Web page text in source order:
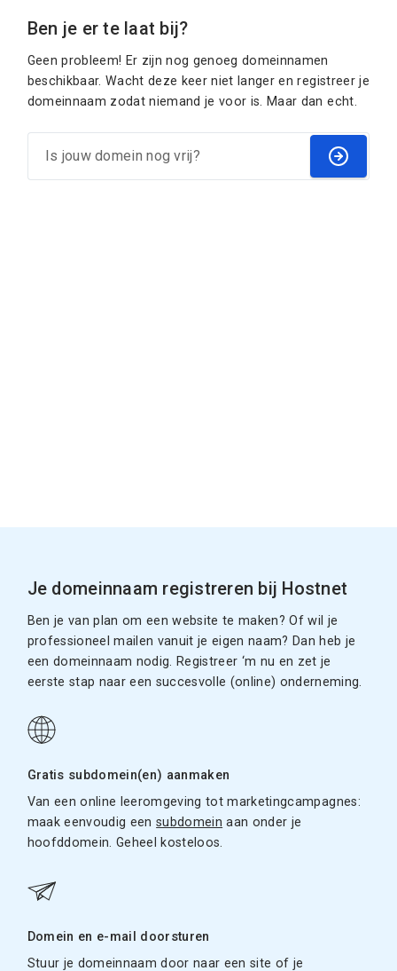
Ben je er te laat bij?
Geen probleem! Er zijn nog genoeg domeinnamen
beschikbaar. Wacht deze keer niet langer en registreer je
domeinnaam zodat niemand je voor is. Maar dan echt.
Je domeinnaam registreren bij Hostnet
Ben je van plan om een website te maken? Of wil je
professioneel mailen vanuit je eigen naam? Dan heb je
een domeinnaam nodig. Registreer ‘m nu en zet je
eerste stap naar een succesvolle (online) onderneming.
Gratis subdomein(en) aanmaken
Van een online leeromgeving tot marketingcampagnes:
maak eenvoudig eensubdomein aan onder je
hoofddomein. Geheel kosteloos.
Domein en e-mail doorsturen
Stuur je domeinnaam door naar een site of je